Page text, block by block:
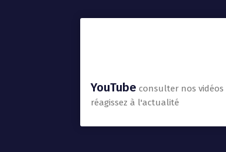
YouTube consulter nos vidéos
réagissez à l'actualité